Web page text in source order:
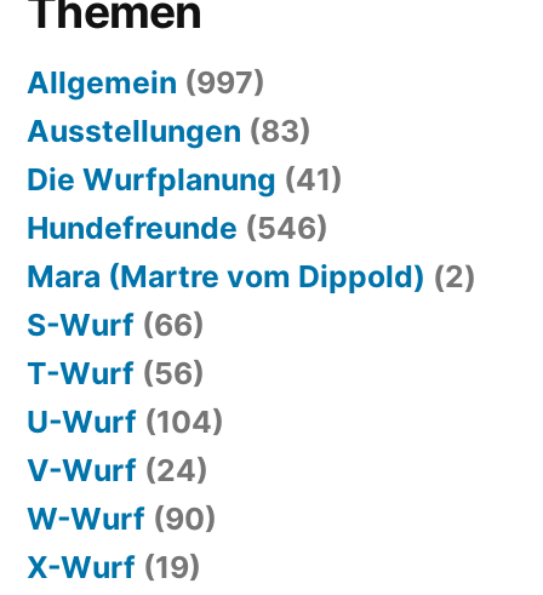
Themen
Allgemein (997)
Ausstellungen (83)
Die Wurfplanung (41)
Hundefreunde (546)
Mara (Martre vom Dippold) (2)
S-Wurf (66)
T-Wurf (56)
U-Wurf (104)
V-Wurf (24)
W-Wurf (90)
X-Wurf (19)